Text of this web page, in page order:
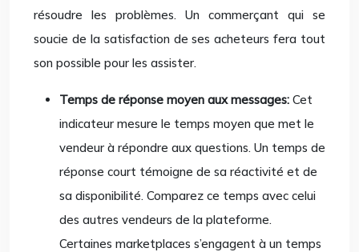
résoudre les problèmes. Un commerçant qui se
soucie de la satisfaction de ses acheteurs fera tout
son possible pour les assister.
Temps de réponse moyen aux messages: Cet
indicateur mesure le temps moyen que met le
vendeur à répondre aux questions. Un temps de
réponse court témoigne de sa réactivité et de
sa disponibilité. Comparez ce temps avec celui
des autres vendeurs de la plateforme.
Certaines marketplaces s’engagent à un temps